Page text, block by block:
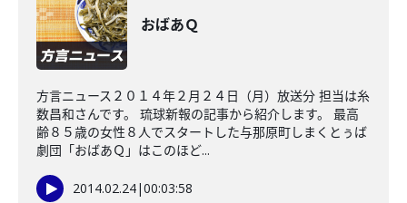
おばあＱ
方言ニュース２０１４年２月２４日（月）放送分 担当は糸
数昌和さんです。 琉球新報の記事から紹介します。 最高
齢８５歳の女性８人でスタートした与那原町しまくとぅば
劇団「おばあＱ」はこのほど...
2014.02.24|00:03:58